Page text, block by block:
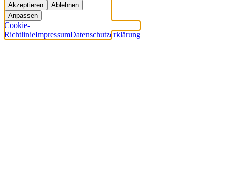
Akzeptieren
Ablehnen
Anpassen
Cookie-
RichtlinieImpressumDatenschutzerklärung